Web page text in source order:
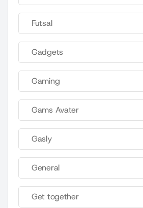
Futsal
Gadgets
Gaming
Gams Avater
Gasly
General
Get together